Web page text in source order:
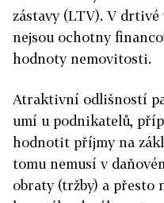
zástavy (LTV). V
nejsou ochotny
hodnoty nemovitosti.
Atraktivní odlišností
umí u podnikatelů,
hodnotit příjmy na
tomu nemusí v
obraty (tržby) a přesto